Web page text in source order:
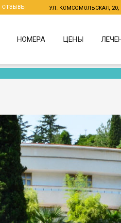
ОТЗЫВЫ УЛ. КОМСОМОЛЬСКАЯ,
НОМЕРА ЦЕНЫ